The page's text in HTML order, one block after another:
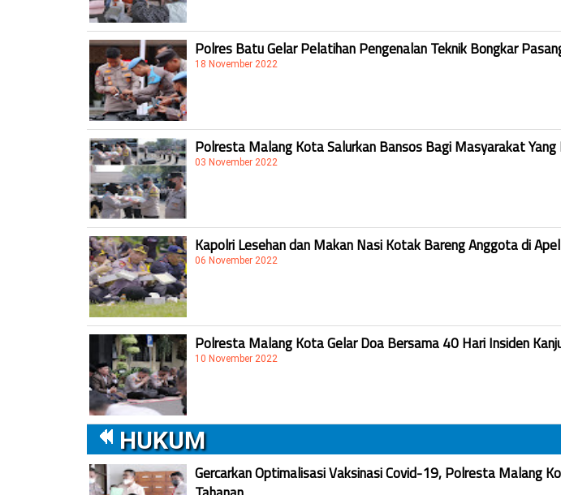
Polres Batu Gelar Pelatihan Pengenalan Teknik Bongkar
18 November 2022
Polresta Malang Kota Salurkan Bansos Bagi Masyarakat
03 November 2022
Kapolri Lesehan dan Makan Nasi Kotak Bareng Anggota di
06 November 2022
Polresta Malang Kota Gelar Doa Bersama 40 Hari Insiden
10 November 2022
HUKUM
Gercarkan Optimalisasi Vaksinasi Covid-19, Polresta Malang
Tahanan